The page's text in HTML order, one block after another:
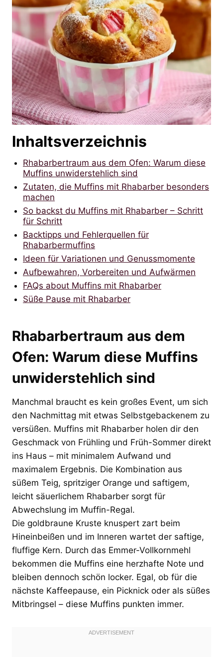
Inhaltsverzeichnis
Rhabarbertraum aus dem Ofen: Warum diese
Muffins unwiderstehlich sind
Zutaten, die Muffins mit Rhabarber besonders
machen
So backst du Muffins mit Rhabarber – Schritt
für Schritt
Backtipps und Fehlerquellen für
Rhabarbermuffins
Ideen für Variationen und Genussmomente
Aufbewahren, Vorbereiten und Aufwärmen
FAQs about Muffins mit Rhabarber
Süße Pause mit Rhabarber
Rhabarbertraum aus dem
Ofen: Warum diese Muffins
unwiderstehlich sind
Manchmal braucht es kein großes Event, um sich
den Nachmittag mit etwas Selbstgebackenem zu
versüßen. Muffins mit Rhabarber holen dir den
Geschmack von Frühling und Früh-Sommer direkt
ins Haus – mit minimalem Aufwand und
maximalem Ergebnis. Die Kombination aus
süßem Teig, spritziger Orange und saftigem,
leicht säuerlichem Rhabarber sorgt für
Abwechslung im Muffin-Regal.
Die goldbraune Kruste knuspert zart beim
Hineinbeißen und im Inneren wartet der saftige,
fluffige Kern. Durch das Emmer-Vollkornmehl
bekommen die Muffins eine herzhafte Note und
bleiben dennoch schön locker. Egal, ob für die
nächste Kaffeepause, ein Picknick oder als süßes
Mitbringsel – diese Muffins punkten immer.